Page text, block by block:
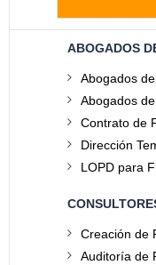
ABOGADOS
Abogados
Abogados
Contrato de
Dirección
LOPD para
Creación de
Auditoría de